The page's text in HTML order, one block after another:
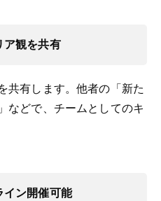
ア観を共有
共有します。他者の「新た
などで、チームとしてのキ
イン開催可能